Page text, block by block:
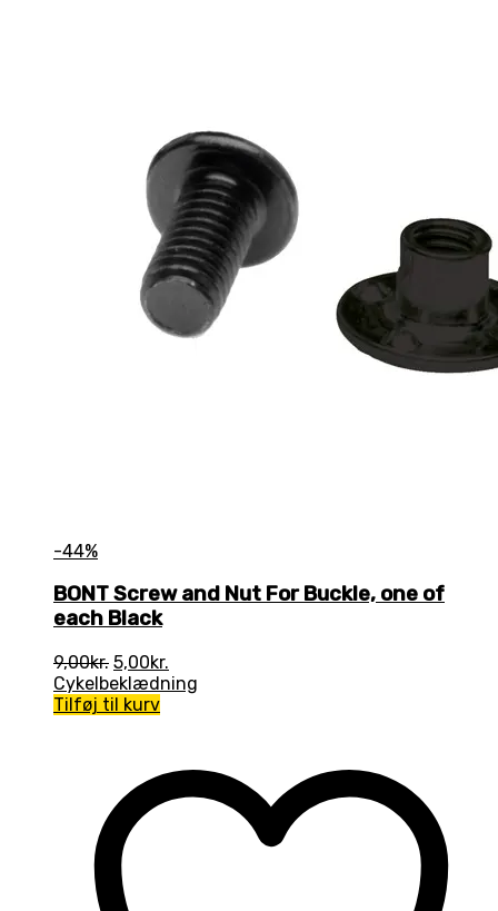
-44%
BONT Screw and Nut For Buckle, one of
each Black
9,00kr. Den
oprindelige
pris
5,00kr.
aktuelle
Cykelbeklædning
Tilføj til kurv